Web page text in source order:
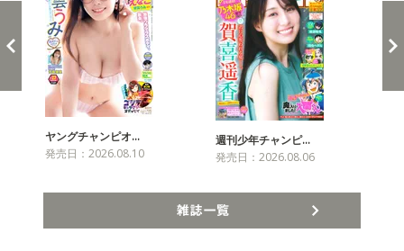
ヤングチャンピオ…
発売日：2026.08.10
週刊少年チャンピ…
発売日：2026.08.06